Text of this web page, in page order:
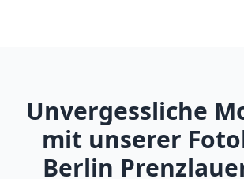
Unvergessliche
mit unserer
Berlin